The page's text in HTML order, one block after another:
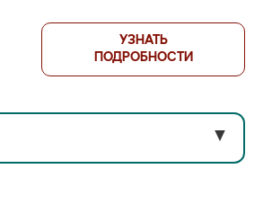
УЗНАТЬ
ПОДРОБНОСТИ
▼